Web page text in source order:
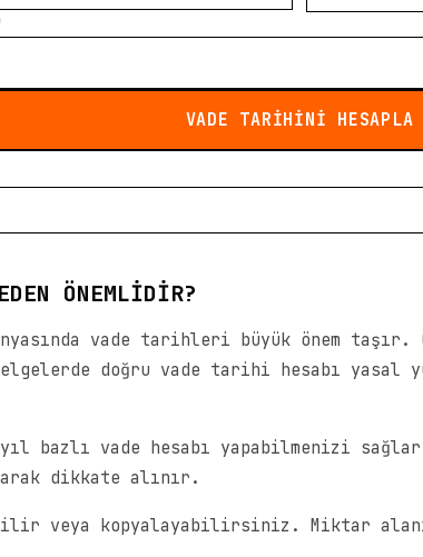
VADE TARİHİNİ HESAPLA
ÖNEMLIDIR?
vade tarihleri büyük önem
doğru vade tarihi hesabı yasal
bazlı vade hesabı yapabilmenizi
dikkate alınır.
veya kopyalayabilirsiniz. Miktar